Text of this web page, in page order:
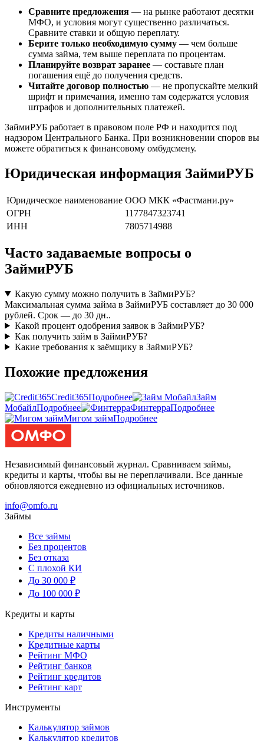
Сравните предложения — на рынке работают десятки
МФО, и условия могут существенно различаться.
Сравните ставки и общую переплату.
Берите только необходимую сумму — чем больше
сумма займа, тем выше переплата по процентам.
Планируйте возврат заранее — составьте план
погашения ещё до получения средств.
Читайте договор полностью — не пропускайте мелкий
шрифт и примечания, именно там содержатся условия
штрафов и дополнительных платежей.
ЗаймиРУБ работает в правовом поле РФ и находится под
надзором Центрального Банка. При возникновении споров вы
можете обратиться к финансовому омбудсмену.
Юридическая информация ЗаймиРУБ
Юридическое наименование ООО МКК «Фастмани.ру»
ОГРН
1177847323741
ИНН
7805714988
Часто задаваемые вопросы о
ЗаймиРУБ
Какую сумму можно получить в ЗаймиРУБ?
Максимальная сумма займа в ЗаймиРУБ составляет до 30 000
рублей. Срок — до 30 дн..
Какой процент одобрения заявок в ЗаймиРУБ?
Как получить займ в ЗаймиРУБ?
Какие требования к заёмщику в ЗаймиРУБ?
Похожие предложения
Credit365Подробнее
Займ
МобайлПодробнее ФинтерраПодробнее
Мигом займПодробнее
Независимый финансовый журнал. Сравниваем займы,
кредиты и карты, чтобы вы не переплачивали. Все данные
обновляются ежедневно из официальных источников.
info@omfo.ru
Займы
Все займы
Без процентов
Без отказа
С плохой КИ
До 30 000 ₽
До 100 000 ₽
Кредиты и карты
Кредиты наличными
Кредитные карты
Рейтинг МФО
Рейтинг банков
Рейтинг кредитов
Рейтинг карт
Инструменты
Калькулятор займов
Калькулятор кредитов